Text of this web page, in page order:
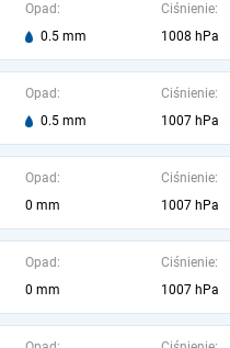
Opad:
0.5 mm
Ciśnienie:
1008 hPa
Opad:
0.5 mm
Ciśnienie:
1007 hPa
Opad:
0 mm
Ciśnienie:
1007 hPa
Opad:
0 mm
Ciśnienie:
1007 hPa